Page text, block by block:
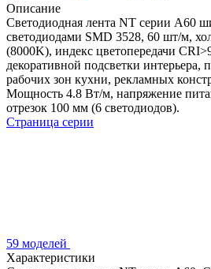
Описание
Светодиодная лента NT серии A60
светодиодами SMD 3528, 60 шт/м,
(8000K), индекс цветопередачи
декоративной подсветки
рабочих зон кухни, рекламных
Мощность 4.8 Вт/м, напряжение
отрезок 100 мм (6 светодиодов).
Страница серии
59 моделей
Характеристики